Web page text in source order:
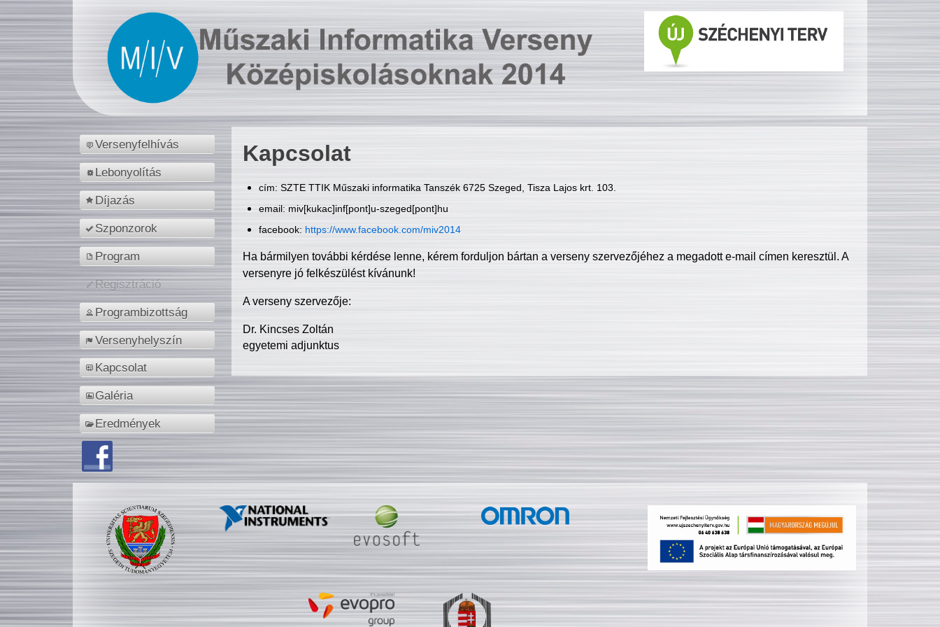
Versenyfelhívás
Lebonyolítás
Díjazás
Szponzorok
Program
Regisztráció
Programbizottság
Versenyhelyszín
Kapcsolat
Galéria
Eredmények
Kapcsolat
cím: SZTE TTIK Műszaki informatika Tanszék 6725 Szeged, Tisza Lajos krt. 103.
email: miv[kukac]inf[pont]u-szeged[pont]hu
facebook: https://www.facebook.com/miv2014
Ha bármilyen további kérdése lenne, kérem forduljon bártan a verseny szervezőjéhez a megadott e-mail címen keresztül. A
versenyre jó felkészülést kívánunk!
A verseny szervezője:
Dr. Kincses Zoltán
egyetemi adjunktus